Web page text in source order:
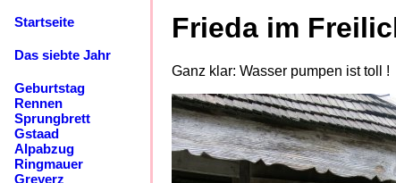
Startseite
Das siebte Jahr
Geburtstag
Rennen
Sprungbrett
Gstaad
Alpabzug
Ringmauer
Greyerz
Frieda im
Ganz klar: Wasser pumpen ist toll !